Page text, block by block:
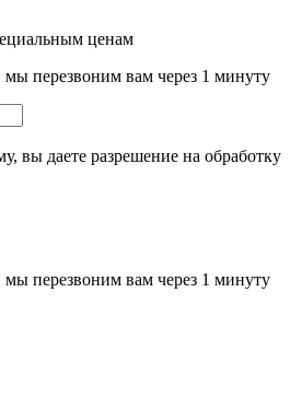
ценам
мы перезвоним вам через 1 минуту
вы даете разрешение на обработку
мы перезвоним вам через 1 минуту